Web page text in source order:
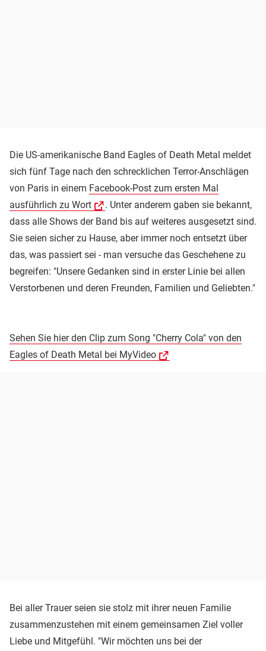
Die US-amerikanische Band Eagles of Death Metal meldet
sich fünf Tage nach den schrecklichen Terror-Anschlägen
von Paris in einem Facebook-Post zum ersten Mal
ausführlich zu Wort
. Unter anderem gaben sie bekannt,
dass alle Shows der Band bis auf weiteres ausgesetzt sind.
Sie seien sicher zu Hause, aber immer noch entsetzt über
das, was passiert sei - man versuche das Geschehene zu
begreifen: "Unsere Gedanken sind in erster Linie bei allen
Verstorbenen und deren Freunden, Familien und Geliebten."
Sehen Sie hier den Clip zum Song "Cherry Cola" von den
Eagles of Death Metal bei MyVideo
Bei aller Trauer seien sie stolz mit ihrer neuen Familie
zusammenzustehen mit einem gemeinsamen Ziel voller
Liebe und Mitgefühl. "Wir möchten uns bei der